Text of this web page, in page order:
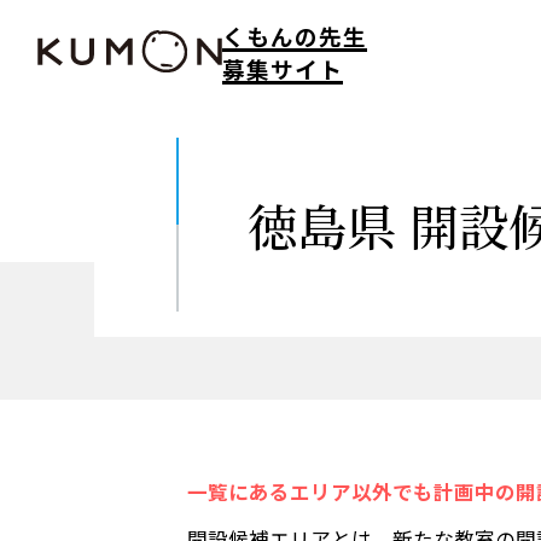
くもんの先生
募集サイト
徳島県 開設
一覧にあるエリア以外でも計画中の